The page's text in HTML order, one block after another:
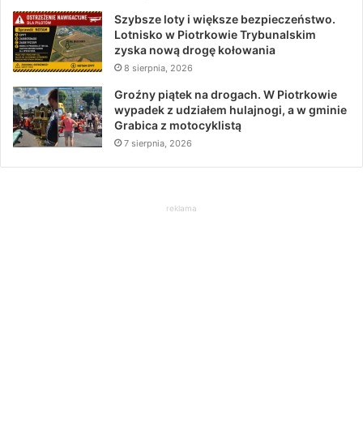
Szybsze loty i większe bezpieczeństwo.
Lotnisko w Piotrkowie Trybunalskim
zyska nową drogę kołowania
8 sierpnia, 2026
Groźny piątek na drogach. W Piotrkowie
wypadek z udziałem hulajnogi, a w gminie
Grabica z motocyklistą
7 sierpnia, 2026
reklama